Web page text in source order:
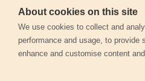
Személyes adatok védelme
Kapcsolat
About cookies on this site
We use cookies to collect and
performance and usage, to provide
enhance and customise content